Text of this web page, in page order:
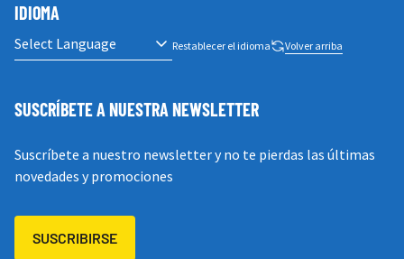
IDIOMA
Restablecer el idioma Volver arriba
SUSCRÍBETE A NUESTRA NEWSLETTER
Suscríbete a nuestro newsletter y no te pierdas las últimas
novedades y promociones
SUSCRIBIRSE